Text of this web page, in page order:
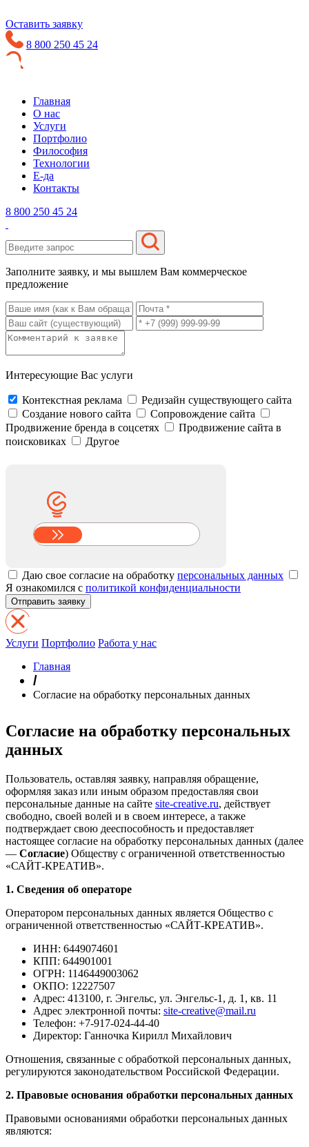
Оставить заявку
8 800 250 45 24
Главная
О нас
Услуги
Портфолио
Философия
Технологии
Е-да
Контакты
8 800 250 45 24
Заполните заявку, и мы вышлем Вам коммерческое
предложение
Интересующие Вас услуги
Контекстная реклама
Редизайн существующего сайта
Создание нового сайта
Сопровождение сайта
Продвижение бренда в соцсетях
Продвижение сайта в
поисковиках
Другое
Даю свое согласие на обработку персональных данных
Я ознакомился с политикой конфиденциальности
Отправить заявку
Услуги Портфолио Работа у нас
Главная
/
Согласие на обработку персональных данных
Согласие на обработку персональных
данных
Пользователь, оставляя заявку, направляя обращение,
оформляя заказ или иным образом предоставляя свои
персональные данные на сайте site-creative.ru, действует
свободно, своей волей и в своем интересе, а также
подтверждает свою дееспособность и предоставляет
настоящее согласие на обработку персональных данных (далее
— Согласие) Обществу с ограниченной ответственностью
«САЙТ-КРЕАТИВ».
1. Сведения об операторе
Оператором персональных данных является Общество с
ограниченной ответственностью «САЙТ-КРЕАТИВ».
ИНН: 6449074601
КПП: 644901001
ОГРН: 1146449003062
ОКПО: 12227507
Адрес: 413100, г. Энгельс, ул. Энгельс-1, д. 1, кв. 11
Адрес электронной почты: site-creative@mail.ru
Телефон: +7-917-024-44-40
Директор: Ганночка Кирилл Михайлович
Отношения, связанные с обработкой персональных данных,
регулируются законодательством Российской Федерации.
2. Правовые основания обработки персональных данных
Правовыми основаниями обработки персональных данных
являются: